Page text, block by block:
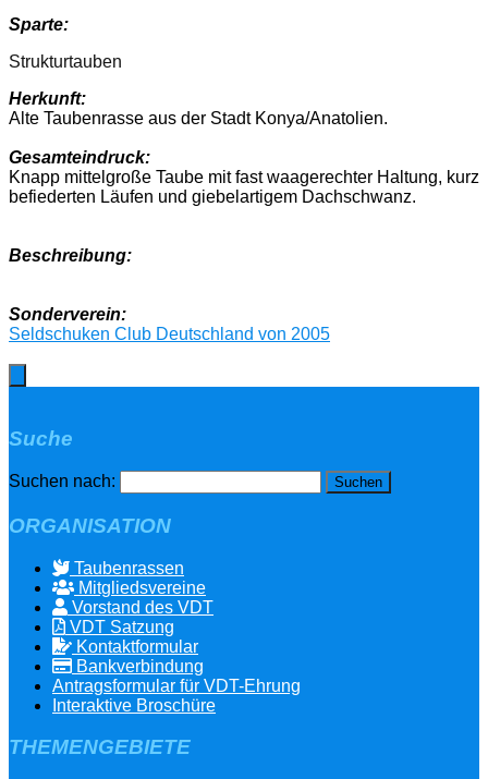
Sparte:
Strukturtauben
Herkunft:
Alte Taubenrasse aus der Stadt Konya/Anatolien.
Gesamteindruck:
Knapp mittelgroße Taube mit fast waagerechter Haltung, kurz
befiederten Läufen und giebelartigem Dachschwanz.
Beschreibung:
Sonderverein:
Seldschuken Club Deutschland von 2005
Suche
Suchen nach:
ORGANISATION
Taubenrassen
Mitgliedsvereine
Vorstand des VDT
VDT Satzung
Kontaktformular
Bankverbindung
Antragsformular für VDT-Ehrung
Interaktive Broschüre
THEMENGEBIETE